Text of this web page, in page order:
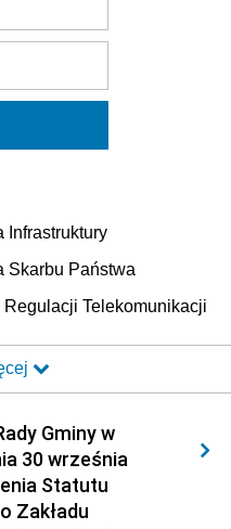
Infrastruktury
Skarbu Państwa
Telekomunikacji
Transportu i Budownictwa
Wewnętrznych i
Gminy w
30 września
Statutu
Zakładu